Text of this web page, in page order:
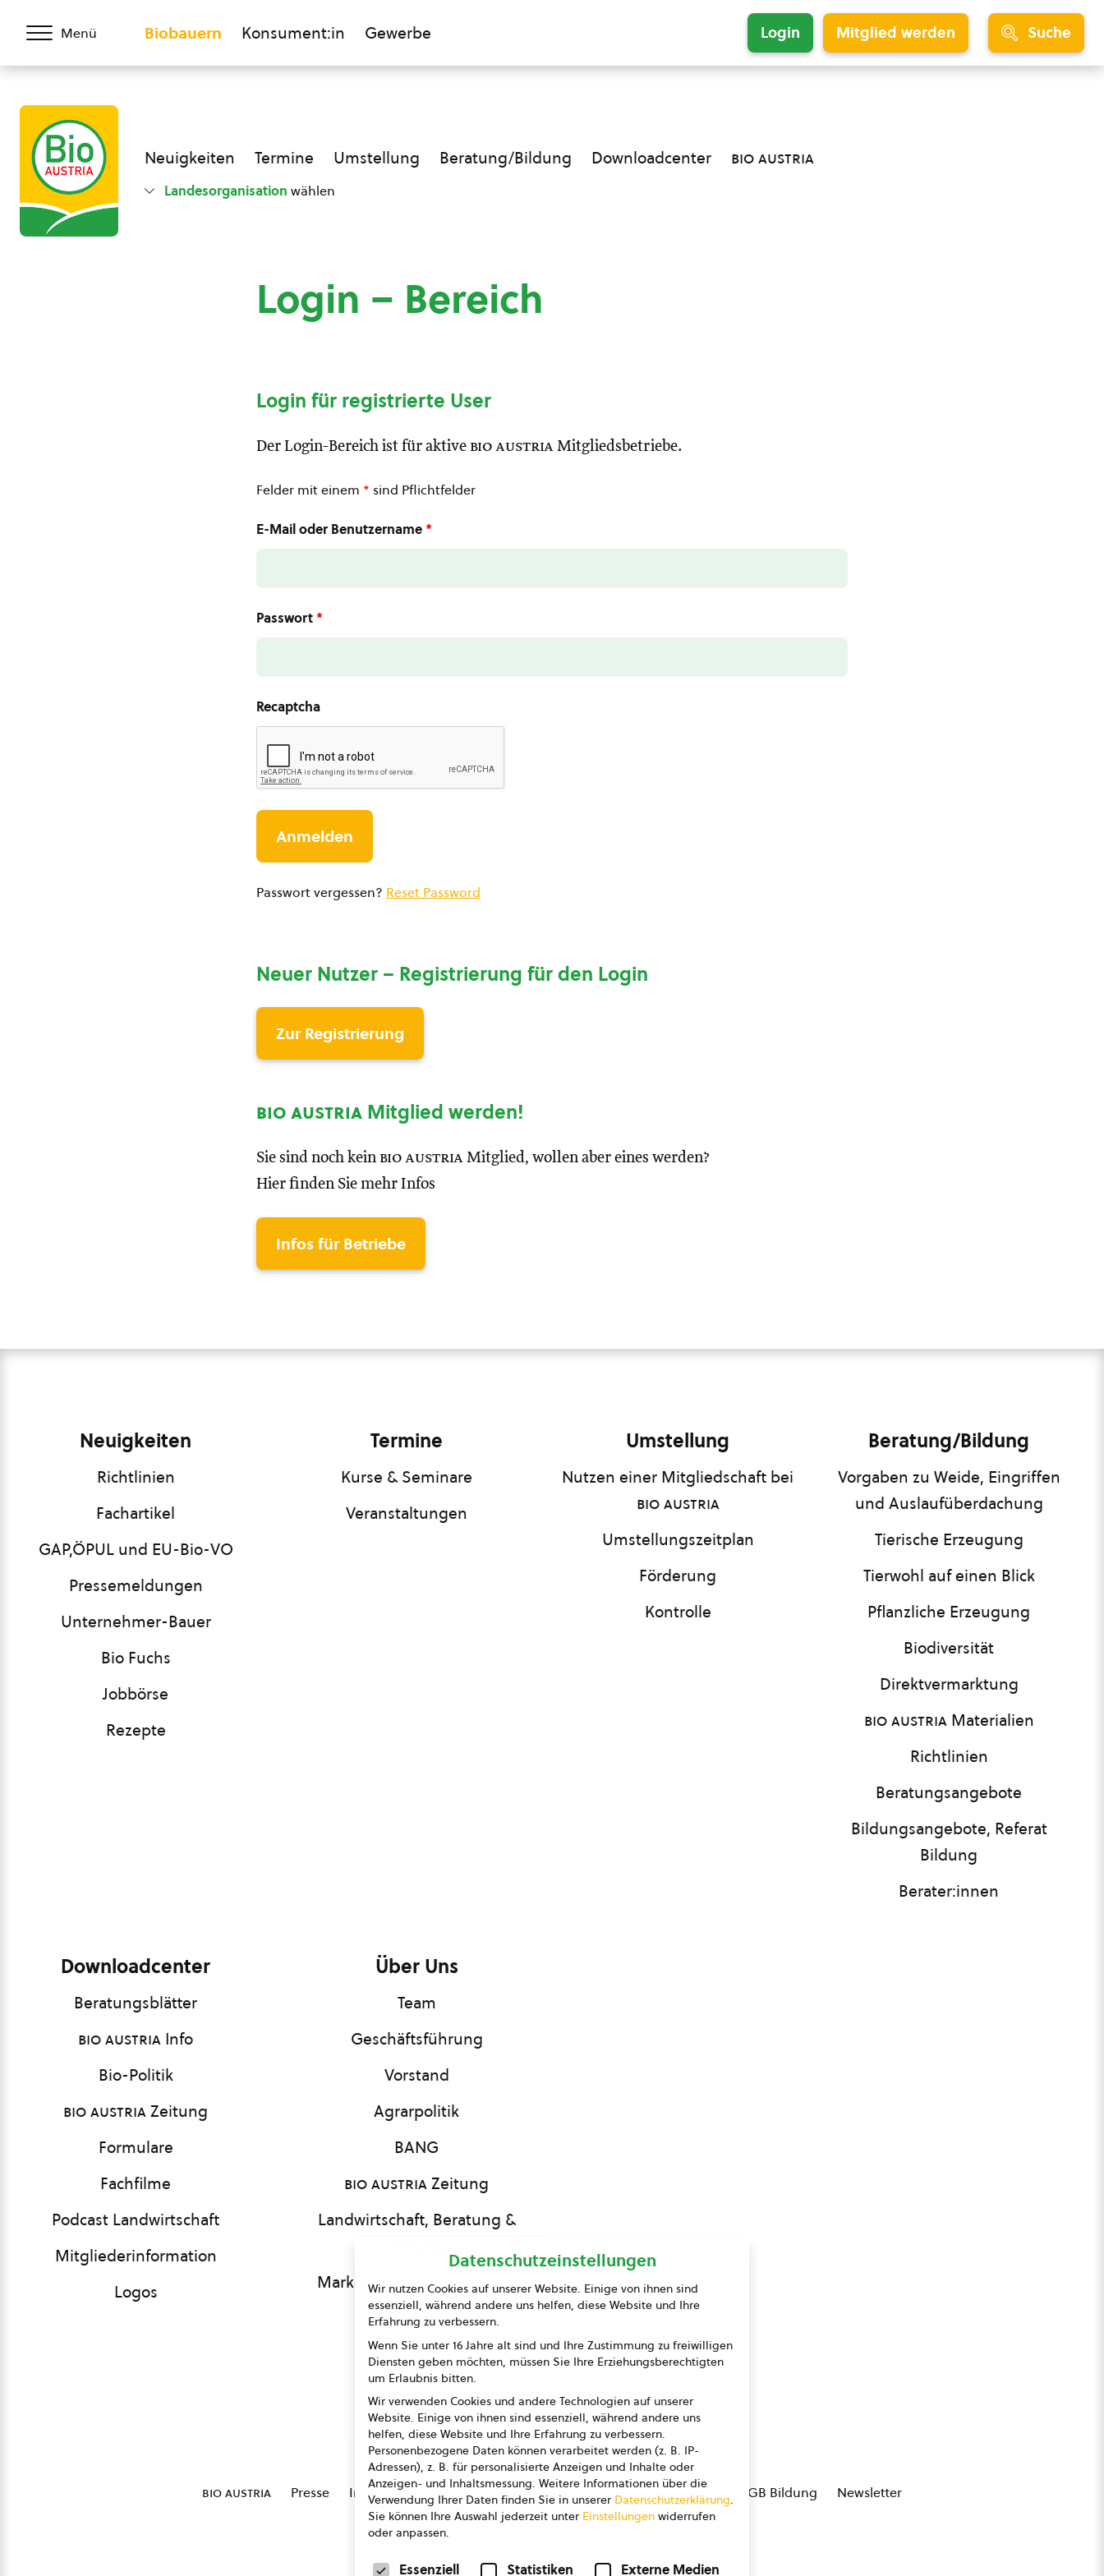
Menü Biobauern Konsument:in Gewerbe Login Mitglied werden Suche
Neuigkeiten Termine Umstellung Beratung/Bildung Downloadcenter bio austria
Landesorganisation wählen
Login – Bereich
Login für registrierte User
Der Login-Bereich ist für aktive bio austria Mitgliedsbetriebe.
Felder mit einem * sind Pflichtfelder
E-Mail oder Benutzername *
Passwort *
Recaptcha
Passwort vergessen? Reset Password
Neuer Nutzer – Registrierung für den Login
Zur Registrierung
bio austria Mitglied werden!
Sie sind noch kein bio austria Mitglied, wollen aber eines werden?
Hier finden Sie mehr Infos
Infos für Betriebe
Neuigkeiten
Richtlinien
Fachartikel
GAP,ÖPUL und EU-Bio-VO
Pressemeldungen
Unternehmer-Bauer
Bio Fuchs
Jobbörse
Rezepte
Termine
Kurse & Seminare
Veranstaltungen
Umstellung
Nutzen einer Mitgliedschaft bei
bio austria
Umstellungszeitplan
Förderung
Kontrolle
Beratung/Bildung
Vorgaben zu Weide, Eingriffen
und Auslaufüberdachung
Tierische Erzeugung
Tierwohl auf einen Blick
Pflanzliche Erzeugung
Biodiversität
Direktvermarktung
bio austriaMaterialien
Richtlinien
Beratungsangebote
Bildungsangebote, Referat
Bildung
Berater:innen
Downloadcenter
Beratungsblätter
bio austria Info
Bio-Politik
bio austriaZeitung
Formulare
Fachfilme
Podcast Landwirtschaft
Mitgliederinformation
Logos
Über Uns
Team
Geschäftsführung
Vorstand
Agrarpolitik
BANG
bio austriaZeitung
Landwirtschaft, Beratung &
Marketing und Information
Presse
Kontakt
bio austria Presse Impressum Datenschutz AGB AGB Marketing GmbH AGB Bildung Newsletter
Datenschutzeinstellungen
Wir nutzen Cookies auf unserer Website. Einige von ihnen sind
essenziell, während andere uns helfen, diese Website und Ihre
Erfahrung zu verbessern.
Wenn Sie unter 16 Jahre alt sind und Ihre Zustimmung zu freiwilligen
Diensten geben möchten, müssen Sie Ihre Erziehungsberechtigten
um Erlaubnis bitten.
Wir verwenden Cookies und andere Technologien auf unserer
Website. Einige von ihnen sind essenziell, während andere uns
helfen, diese Website und Ihre Erfahrung zu verbessern.
Personenbezogene Daten können verarbeitet werden (z. B. IP-
Adressen), z. B. für personalisierte Anzeigen und Inhalte oder
Anzeigen- und Inhaltsmessung. Weitere Informationen über die
Verwendung Ihrer Daten finden Sie in unserer Datenschutzerklärung.
Sie können Ihre Auswahl jederzeit unter Einstellungen widerrufen
oder anpassen.
Datenschutzeinstellungen
Essenziell Statistiken Externe Medien